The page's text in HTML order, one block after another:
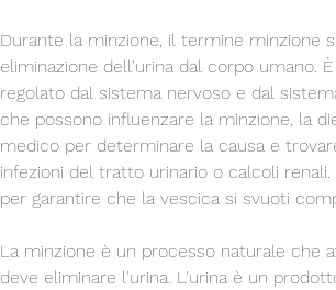
Durante la minzione, il termine minzione
eliminazione dell'urina dal corpo umano.
regolato dal sistema nervoso e dal
che possono influenzare la minzione, la
medico per determinare la causa e
infezioni del tratto urinario o calcoli
per garantire che la vescica si svuoti
La minzione è un processo naturale che
deve eliminare l'urina. L'urina è un